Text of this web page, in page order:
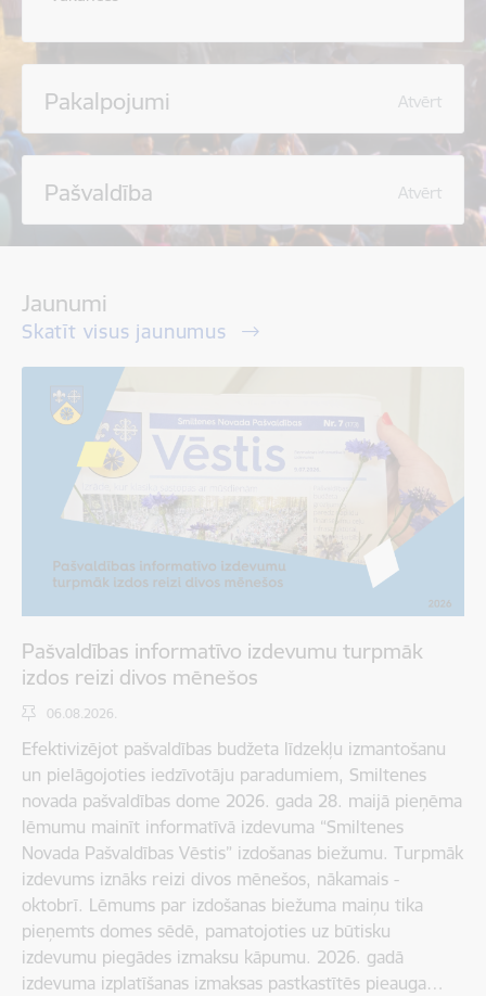
Pakalpojumi Atvērt
Pašvaldība Atvērt
Jaunumi
Skatīt visus jaunumus
Pašvaldības informatīvo izdevumu turpmāk
izdos reizi divos mēnešos
06.08.2026.
Efektivizējot pašvaldības budžeta līdzekļu izmantošanu
un pielāgojoties iedzīvotāju paradumiem, Smiltenes
novada pašvaldības dome 2026. gada 28. maijā pieņēma
lēmumu mainīt informatīvā izdevuma “Smiltenes
Novada Pašvaldības Vēstis” izdošanas biežumu. Turpmāk
izdevums iznāks reizi divos mēnešos, nākamais -
oktobrī. Lēmums par izdošanas biežuma maiņu tika
pieņemts domes sēdē, pamatojoties uz būtisku
izdevumu piegādes izmaksu kāpumu. 2026. gadā
izdevuma izplatīšanas izmaksas pastkastītēs pieauga…